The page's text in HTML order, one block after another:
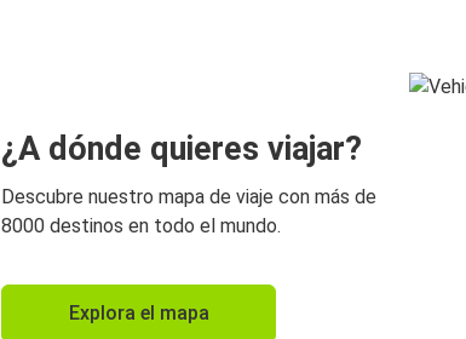
¿A dónde quieres viajar?
Descubre nuestro mapa de viaje con más de
8000 destinos en todo el mundo.
Explora el mapa